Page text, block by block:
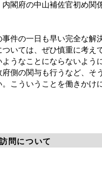
閣府の中山補佐官初め関
件の一日も早い完全な解
いては、ぜひ慎重に考え
うなことにならないよう
側の関与も行うなど、そ
こういうことを働きかけ
問について